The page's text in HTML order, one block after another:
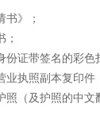
书》；
证带签名的彩色
执照副本复印件
（及护照的中文